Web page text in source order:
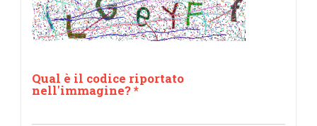
Qual è il codice riportato
nell'immagine?*